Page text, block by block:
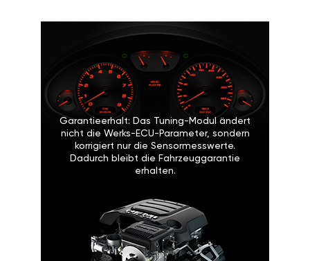
Garantieerhalt: Das Tuning-Modul ändert
nicht die Werks-ECU-Parameter, sondern
korrigiert nur die Sensormesswerte.
Dadurch bleibt die Fahrzeuggarantie
erhalten.